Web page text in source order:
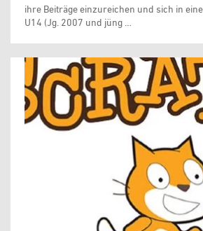
ihre Beiträge einzureichen und sich in
U14 (Jg. 2007 und jüng …